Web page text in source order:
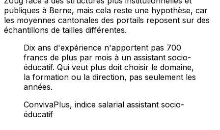
publiques à Berne, mais cela reste une hypothèse, car
les moyennes cantonales des portails reposent sur des
échantillons de tailles différentes.
Dix ans d'expérience n'apportent pas 700
francs de plus par mois à un assistant socio-
éducatif. Qui veut plus doit choisir le domaine,
la formation ou la direction, pas seulement les
années.
ConvivaPlus, indice salarial assistant socio-
éducatif